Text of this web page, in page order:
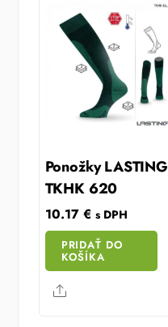
Ponožky LASTING
TKHK 620
10.17 € s DPH
PRIDAŤ DO
KOŠÍKA
Share